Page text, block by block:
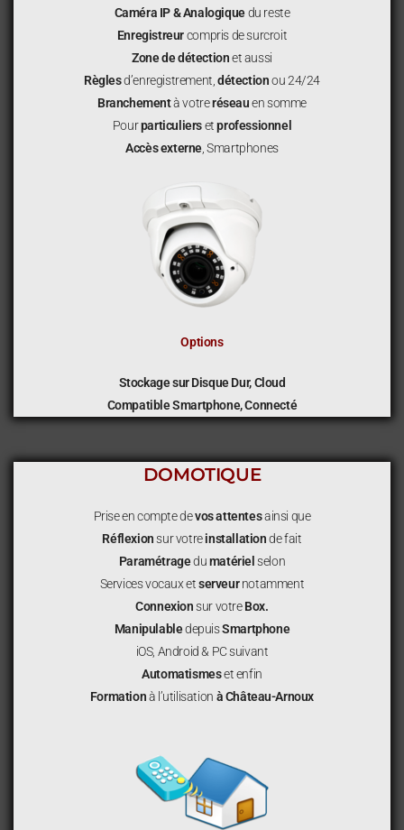
Caméra IP & Analogiquedu reste
Enregistreurcompris de surcroit
Zone de détectionet aussi
Règlesd’enregistrement,détectionou 24/24
Branchementà votreréseauen somme
Pourparticuliersetprofessionnel
Accès externe , Smartphones
Options
Stockage sur Disque Dur, Cloud
Compatible Smartphone, Connecté
DOMOTIQUE
Prise en compte devos attentesainsi que
Réflexionsur votreinstallationde fait
Paramétragedumatérielselon
Services vocaux etserveurnotamment
Connexionsur votreBox.
ManipulabledepuisSmartphone
iOS, Android & PC suivant
Automatismeset enfin
Formationà l’utilisation à Château-Arnoux